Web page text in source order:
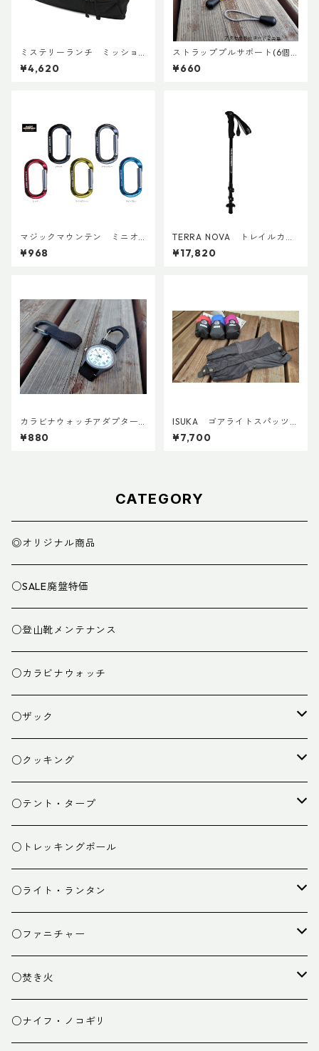
ミステリーランチ ミッショ
ンパッキングキューブ M ブ
ラック
¥4,620
ストラッププルサポート(6個
セット)
¥660
マジックマウンテン ミニオ
ーバルビナー
¥968
TERRA NOVA トレイルカー
ボンADDカスタム Ver.2 (ペ
ア)
¥17,820
カラビナウォッチアダプターLi
te
¥880
ISUKA ゴアライトスパッツカ
スタム BASE
¥7,700
CATEGORY
◎オリジナル商品
○SALE廃盤特価
○登山靴メンテナンス
○カラビナウォッチ
○ザック
ザック
スタッフバッグ
ザック小物
○クッキング
クッカー
バーナー
カトラリー
クッキング小物
○テント・タープ
テント
タープ
ペグ・ハンマー・小物
○トレッキングポール
○ライト・ランタン
ライト
ランタン
○ファニチャー
テーブル
チェア
○焚き火
焚き火台
○ナイフ・ノコギリ